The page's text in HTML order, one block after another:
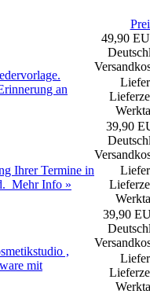
an
49,90
Ihrer Termine in
Mehr Info »
39,90
,
mit
39,90